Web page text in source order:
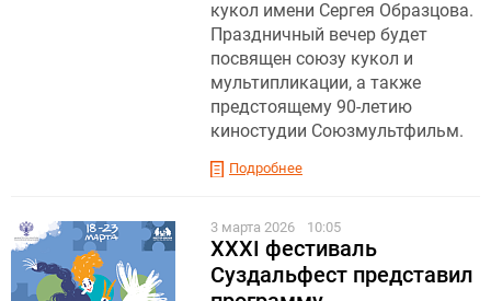
кукол имени Сергея Образцова.
Праздничный вечер будет
посвящен союзу кукол и
мультипликации, а также
предстоящему 90-летию
киностудии Союзмультфильм.
Подробнее
3 марта 2026 10:05
XXXI фестиваль
Суздальфест представил